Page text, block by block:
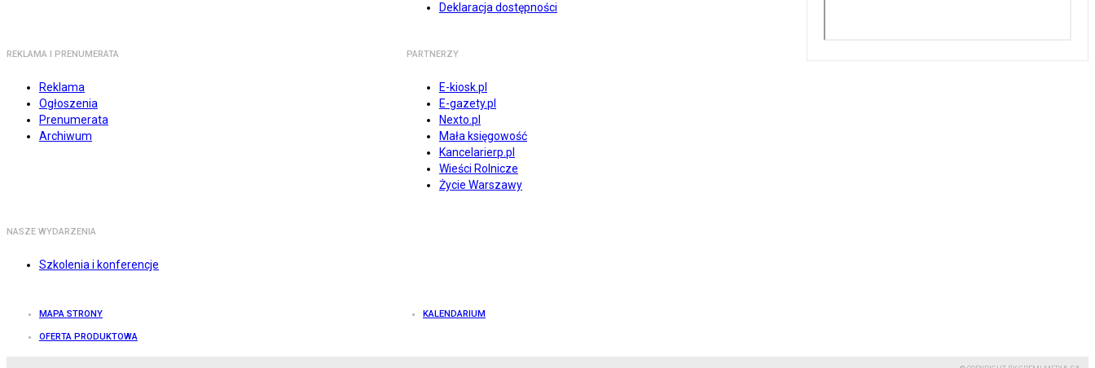
Deklaracja dostępności
REKLAMA I PRENUMERATA
Reklama
Ogłoszenia
Prenumerata
Archiwum
PARTNERZY
E-kiosk.pl
E-gazety.pl
Nexto.pl
Mała księgowość
Kancelarierp.pl
Wieści Rolnicze
Życie Warszawy
NASZE WYDARZENIA
Szkolenia i konferencje
MAPA STRONY KALENDARIUM
OFERTA PRODUKTOWA